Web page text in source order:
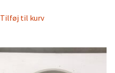
Tilføj til kurv